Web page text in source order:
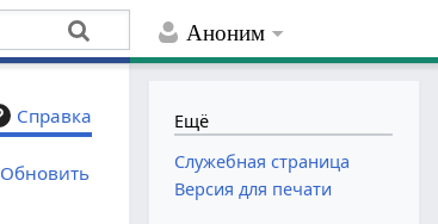
Аноним
Справка
Обновить
Ещё
Служебная страница
Версия для печати